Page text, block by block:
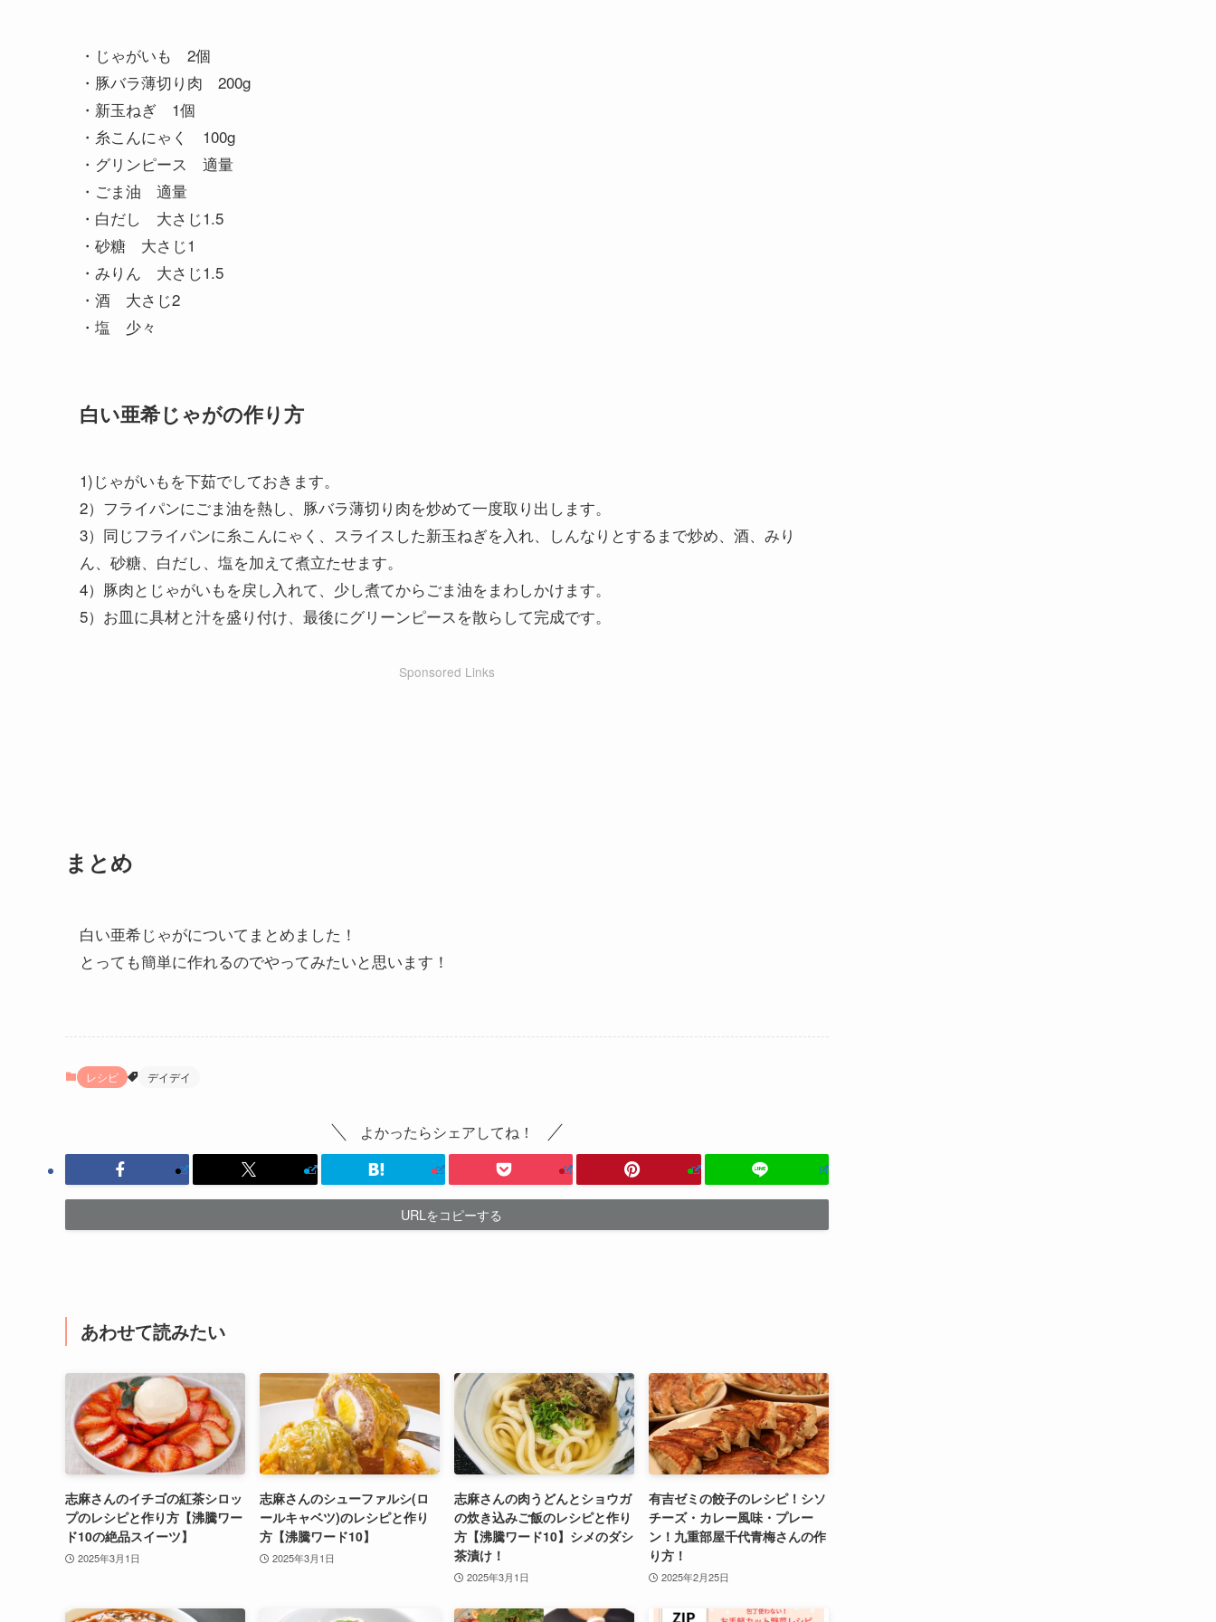
・じゃがいも 2個
・豚バラ薄切り肉 200g
・新玉ねぎ 1個
・糸こんにゃく 100g
・グリンピース 適量
・ごま油 適量
・白だし 大さじ1.5
・砂糖 大さじ1
・みりん 大さじ1.5
・酒 大さじ2
・塩 少々
白い亜希じゃがの作り方
1)じゃがいもを下茹でしておきます。
2）フライパンにごま油を熱し、豚バラ薄切り肉を炒めて一度取り出します。
3）同じフライパンに糸こんにゃく、スライスした新玉ねぎを入れ、しんなりとするまで炒め、酒、みり
ん、砂糖、白だし、塩を加えて煮立たせます。
4）豚肉とじゃがいもを戻し入れて、少し煮てからごま油をまわしかけます。
5）お皿に具材と汁を盛り付け、最後にグリーンピースを散らして完成です。
Sponsored Links
まとめ
白い亜希じゃがについてまとめました！
とっても簡単に作れるのでやってみたいと思います！
レシピ デイデイ
よかったらシェアしてね！
URLをコピーする
あわせて読みたい
志麻さんのイチゴの紅茶シロッ
プのレシピと作り方【沸騰ワー
ド10の絶品スイーツ】
2025年3月1日
志麻さんのシューファルシ(ロ
ールキャベツ)のレシピと作り
方【沸騰ワード10】
2025年3月1日
志麻さんの肉うどんとショウガ
の炊き込みご飯のレシピと作り
方【沸騰ワード10】シメのダシ
茶漬け！
2025年3月1日
有吉ゼミの餃子のレシピ！シソ
チーズ・カレー風味・プレー
ン！九重部屋千代青梅さんの作
り方！
2025年2月25日